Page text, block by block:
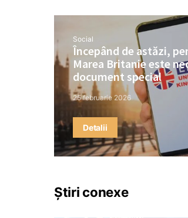
Social
Începând de astăzi,
Marea Britanie este
document special
25 februarie 2026
Detalii
Știri conexe